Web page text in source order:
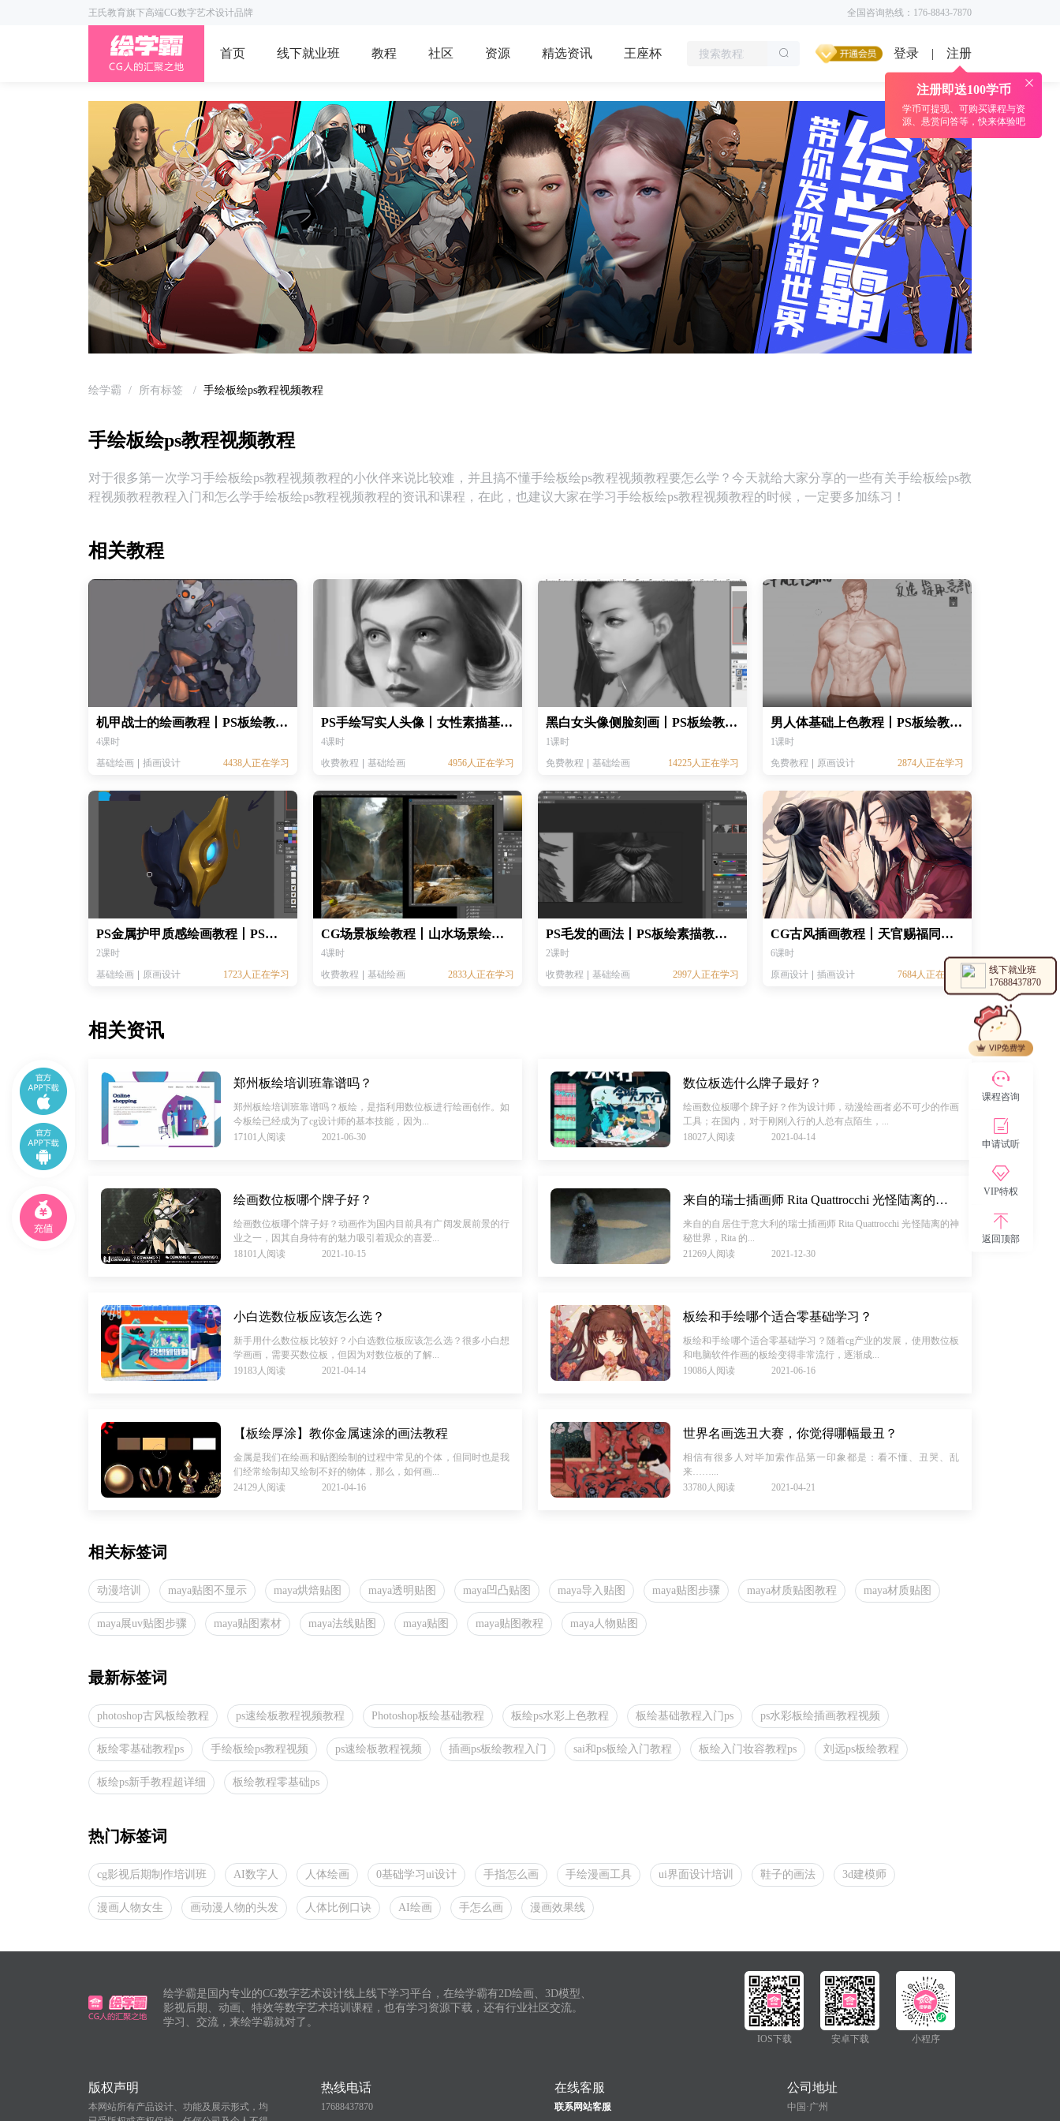
王氏教育旗下高端CG数字艺术设计品牌 全国咨询热线：176-8843-7870
首页 线下就业班 教程 社区 资源 精选资讯 王座杯 登录 |
注册即送100学币
学币可提现、可购买课程与资
源、悬赏问答等，快来体验吧
注册
绘学霸 / 所有标签 / 手绘板绘ps教程视频教程
手绘板绘ps教程视频教程
对于很多第一次学习手绘板绘ps教程视频教程的小伙伴来说比较难，并且搞不懂手绘板绘ps教程视频教程要怎么学？今天就给大家分享的一些有关手绘板绘ps教
程视频教程教程入门和怎么学手绘板绘ps教程视频教程的资讯和课程，在此，也建议大家在学习手绘板绘ps教程视频教程的时候，一定要多加练习！
相关教程
机甲战士的绘画教程丨PS板绘教程 丨CG绘画教程
4课时
基础绘画
插画设计 4438人正在学习
PS手绘写实人头像丨女性素描基础绘画丨PS板绘教程 丨CG电脑绘画教程
4课时
收费教程
基础绘画 4956人正在学习
黑白女头像侧脸刻画丨PS板绘教程 丨CG绘画教程
1课时
免费教程
基础绘画 14225人正在学习
男人体基础上色教程丨PS板绘教程 丨CG绘画教程
1课时
免费教程
原画设计 2874人正在学习
PS金属护甲质感绘画教程丨PS板绘教程 丨CG绘画教程
2课时
基础绘画
原画设计 1723人正在学习
CG场景板绘教程丨山水场景绘画丨场景绘画基础
4课时
收费教程
基础绘画 2833人正在学习
PS毛发的画法丨PS板绘素描教程 丨CG绘画基础教程
2课时
收费教程
基础绘画 2997人正在学习
CG古风插画教程丨天官赐福同人插画丨板绘美宣插画教程
6课时
原画设计
插画设计 7684人正在学习
相关资讯
郑州板绘培训班靠谱吗？
郑州板绘培训班靠谱吗？板绘，是指利用数位板进行绘画创作。如
今板绘已经成为了cg设计师的基本技能，因为...
17101人阅读
2021-06-30
数位板选什么牌子最好？
绘画数位板哪个牌子好？作为设计师，动漫绘画者必不可少的作画
工具；在国内，对于刚刚入行的人总有点陌生，...
18027人阅读
2021-04-14
绘画数位板哪个牌子好？
绘画数位板哪个牌子好？动画作为国内目前具有广阔发展前景的行
业之一，因其自身特有的魅力吸引着观众的喜爱...
18101人阅读
2021-10-15
来自的瑞士插画师 Rita Quattrocchi 光怪陆离的神秘世界
来自的自居住于意大利的瑞士插画师 Rita Quattrocchi 光怪陆离的神
秘世界，Rita 的...
21269人阅读
2021-12-30
小白选数位板应该怎么选？
新手用什么数位板比较好？小白选数位板应该怎么选？很多小白想
学画画，需要买数位板，但因为对数位板的了解...
19183人阅读
2021-04-14
板绘和手绘哪个适合零基础学习？
板绘和手绘哪个适合零基础学习？随着cg产业的发展，使用数位板
和电脑软件作画的板绘变得非常流行，逐渐成...
19086人阅读
2021-06-16
【板绘厚涂】教你金属速涂的画法教程
金属是我们在绘画和贴图绘制的过程中常见的个体，但同时也是我
们经常绘制却又绘制不好的物体，那么，如何画...
24129人阅读
2021-04-16
世界名画选丑大赛，你觉得哪幅最丑？
相信有很多人对毕加索作品第一印象都是：看不懂、丑哭、乱
来……...
33780人阅读
2021-04-21
相关标签词
动漫培训 maya贴图不显示 maya烘焙贴图 maya透明贴图 maya凹凸贴图 maya导入贴图 maya贴图步骤 maya材质贴图教程 maya材质贴图
maya展uv贴图步骤 maya贴图素材 maya法线贴图 maya贴图 maya贴图教程 maya人物贴图
最新标签词
photoshop古风板绘教程 ps速绘板教程视频教程 Photoshop板绘基础教程 板绘ps水彩上色教程 板绘基础教程入门ps ps水彩板绘插画教程视频
板绘零基础教程ps 手绘板绘ps教程视频 ps速绘板教程视频 插画ps板绘教程入门 sai和ps板绘入门教程 板绘入门妆容教程ps 刘远ps板绘教程
板绘ps新手教程超详细 板绘教程零基础ps
热门标签词
cg影视后期制作培训班 AI数字人 人体绘画 0基础学习ui设计 手指怎么画 手绘漫画工具 ui界面设计培训 鞋子的画法 3d建模师
漫画人物女生 画动漫人物的头发 人体比例口诀 AI绘画 手怎么画 漫画效果线
线下就业班
17688437870
课程咨询
申请试听
VIP特权
返回顶部
绘学霸是国内专业的CG数字艺术设计线上线下学习平台，在绘学霸有2D绘画、3D模型、
影视后期、动画、特效等数字艺术培训课程，也有学习资源下载，还有行业社区交流。
学习、交流，来绘学霸就对了。
IOS下载 安卓下载 小程序
版权声明
本网站所有产品设计、功能及展示形式，均
热线电话
17688437870
在线客服
联系网站客服
公司地址
中国·广州